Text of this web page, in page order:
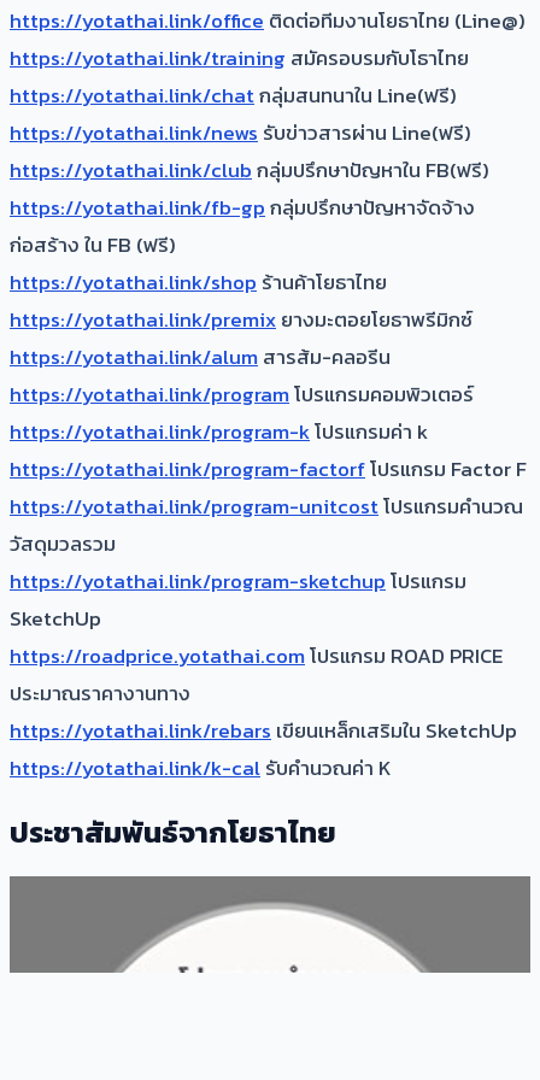
https://yotathai.link/office ติดต่อทีมงานโยธาไทย (Line@)
https://yotathai.link/training สมัครอบรมกับโธาไทย
https://yotathai.link/chatกลุ่มสนทนาใน Line(ฟรี)
https://yotathai.link/news รับข่าวสารผ่าน Line(ฟรี)
https://yotathai.link/clubกลุ่มปรึกษาปัญหาใน FB(ฟรี)
https://yotathai.link/fb-gpกลุ่มปรึกษาปัญหาจัดจ้าง
ก่อสร้าง ใน FB (ฟรี)
https://yotathai.link/shop ร้านค้าโยธาไทย
https://yotathai.link/premixยางมะตอยโยธาพรีมิกซ์
https://yotathai.link/alumสารส้ม-คลอรีน
https://yotathai.link/programโปรแกรมคอมพิวเตอร์
https://yotathai.link/program-kโปรแกรมค่า k
https://yotathai.link/program-factorfโปรแกรม Factor F
https://yotathai.link/program-unitcostโปรแกรมคำนวณ
วัสดุมวลรวม
https://yotathai.link/program-sketchupโปรแกรม
SketchUp
https://roadprice.yotathai.comโปรแกรม ROAD PRICE
ประมาณราคางานทาง
https://yotathai.link/rebars เขียนเหล็กเสริมใน SketchUp
https://yotathai.link/k-calรับคำนวณค่า K
ประชาสัมพันธ์จากโยธาไทย